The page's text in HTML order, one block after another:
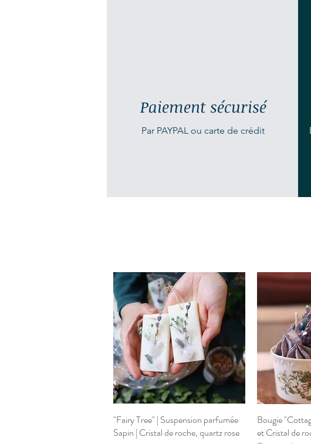
Paiement sécurisé
Par PAYPAL ou carte de crédit
Aperçu rapide
"Fairy Tree" | Suspension parfumée
Sapin | Cristal de roche, quartz rose
Bougie
et Cristal de